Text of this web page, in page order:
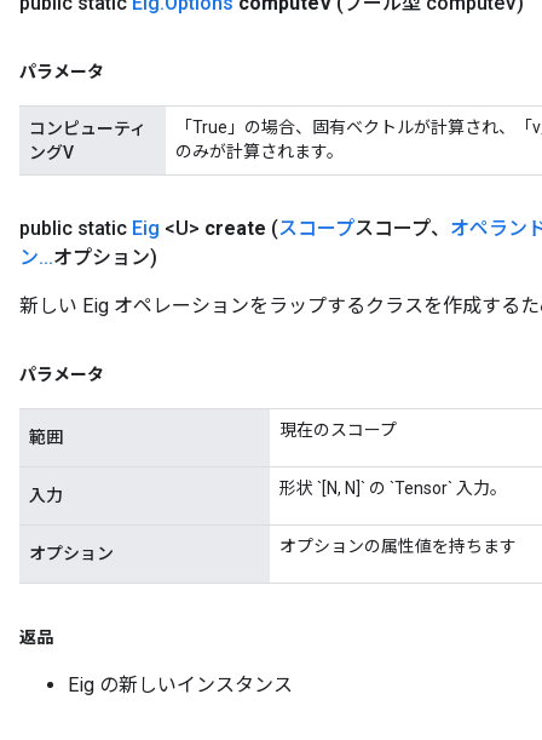
パラメータ
コンピューティ
ングV
「True」の場合、固有ベクトルが計算され、
のみが計算されます。
public static Eig <U> create (スコープスコープ、 オペラン
ン...オプション)
新しい Eig オペレーションをラップするクラスを作成する
パラメータ
範囲 現在のスコープ
入力 形状 `[N, N]` の `Tensor` 入力。
オプション オプションの属性値を持ちます
返品
Eig の新しいインスタンス